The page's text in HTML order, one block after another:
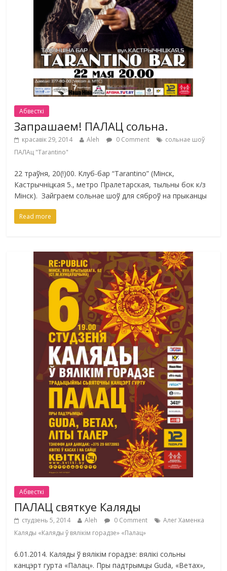
Абвесткі
Запрашаем! ПАЛАЦ сольна.
красавік 29, 2014 Aleh 0 Comment
сольнае шоў
ПАЛАц "Tarantino"
22 траўня, 20(!)00. Клуб-бар “Tarantino” (Мінск,
Кастрычніцкая 5., метро Пралетарская, тыльны бок к/з
Мінск). Зайграем сольнае шоў для сяброў на прыканцы
Read more
Абвесткі
ПАЛАЦ святкуе Каляды
студзень 5, 2014 Aleh 0 Comment
Алег Хаменка
Каляды «Каляды ў вялікім горадзе» «Палац»
6.01.2014. Каляды ў вялікім горадзе: вялікі сольны
канцэрт гурта «Палац». Пры падтрымцы Guda, «Ветах»,